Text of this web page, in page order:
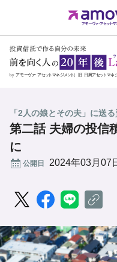
「2人の娘とその夫」に送
第二話 夫婦の投信
に
公開日